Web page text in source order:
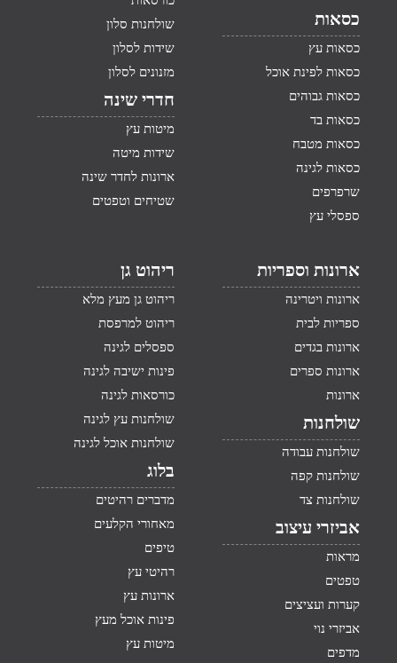
כסאות
כסאות עץ
כסאות לפינת אוכל
כסאות גבוהים
כסאות בד
כסאות מטבח
כסאות לגינה
שרפרפים
ספסלי עץ
שולחנות סלון
שידות לסלון
מזנונים לסלון
חדרי שינה
מיטות עץ
שידות מיטה
ארונות לחדר שינה
שטיחים וטפטים
ארונות וספריות
ארונות ויטרינה
ספריות לבית
ארונות בגדים
ארונות ספרים
ארונות
שולחנות
שולחנות עבודה
שולחנות קפה
שולחנות צד
אביזרי עיצוב
מראות
טפטים
קערות ועציצים
אביזרי נוי
מדפים
ריהוט גן
ריהוט גן מעץ מלא
ריהוט למרפסת
ספסלים לגינה
פינות ישיבה לגינה
כורסאות לגינה
שולחנות עץ לגינה
שולחנות אוכל לגינה
בלוג
מדברים רהיטים
מאחורי הקלעים
טיפים
רהיטי עץ
ארונות עץ
פינות אוכל מעץ
מיטות עץ